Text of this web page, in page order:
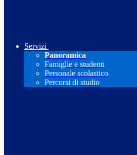
Servizi
Panoramica
Famiglie e studenti
Personale scolastico
Percorsi di studio